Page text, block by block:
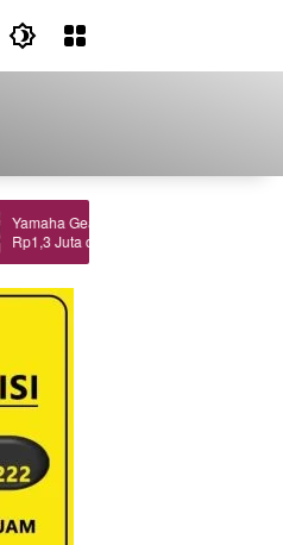
Gear Ultima Hadir di Jambi, DP Mulai
Juta dan Bonus Elektronik